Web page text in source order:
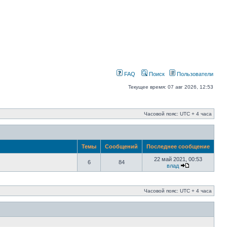
FAQ Поиск Пользователи
Текущее время: 07 авг 2026, 12:53
Часовой пояс: UTC + 4 часа
Темы Сообщений Последнее сообщение
6 84
22 май 2021, 00:53
влад
Часовой пояс: UTC + 4 часа